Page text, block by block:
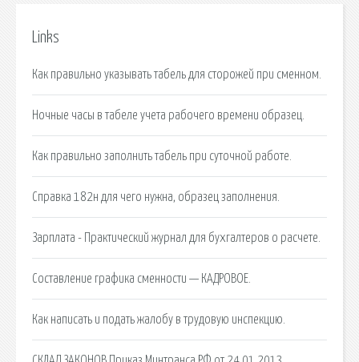
Links
Как правильно указывать табель для сторожей при сменном.
Ночные часы в табеле учета рабочего времени образец.
Как правильно заполнить табель при суточной работе.
Справка 182н для чего нужна, образец заполнения.
Зарплата - Практический журнал для бухгалтеров о расчете.
Составление графика сменности — КАДРОВОЕ.
Как написать и подать жалобу в трудовую инспекцию.